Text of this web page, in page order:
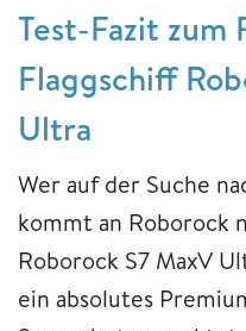
Test-Fazit zum
Flaggschiff
Ultra
Wer auf der Suche
kommt an Roborock
Roborock S7 MaxV
ein absolutes